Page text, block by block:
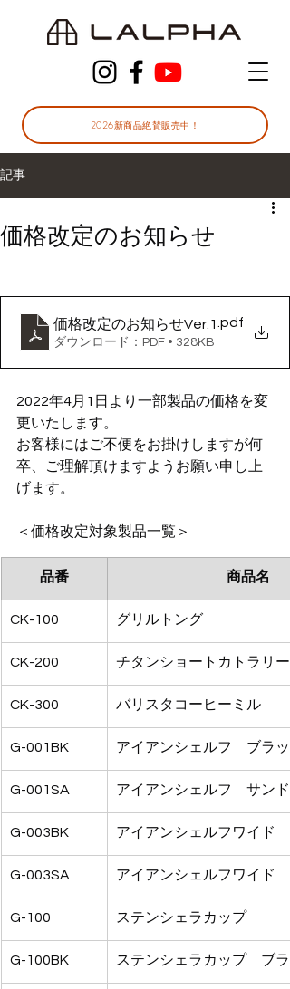
2026新商品絶賛販売中！
記事
価格改定のお知らせ
価格改定のお知らせVer.1 .pdf
ダウンロード：PDF • 328KB
2022年4月1日より一部製品の価格を変
更いたします。
お客様にはご不便をお掛けしますが何
卒、ご理解頂けますようお願い申し上
げます。
＜価格改定対象製品一覧＞
品番 商品名
CK-100 グリルトング
CK-200 チタンショートカトラリー
CK-300 バリスタコーヒーミル
G-001BK アイアンシェルフ　ブラッ
G-001SA アイアンシェルフ　サンド
G-003BK アイアンシェルフワイド　
G-003SA アイアンシェルフワイド　
G-100 ステンシェラカップ
G-100BK ステンシェラカップ　ブラ